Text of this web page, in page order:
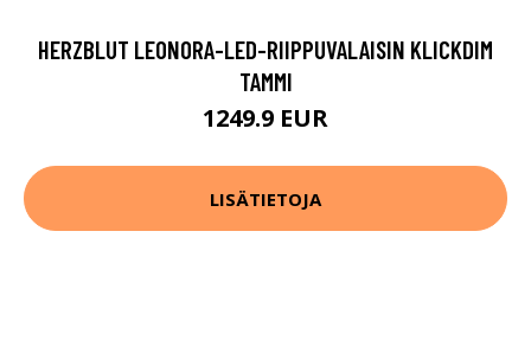
HERZBLUT LEONORA-LED-RIIPPUVALAISIN KLICKDIM
TAMMI
1249.9 EUR
LISÄTIETOJA